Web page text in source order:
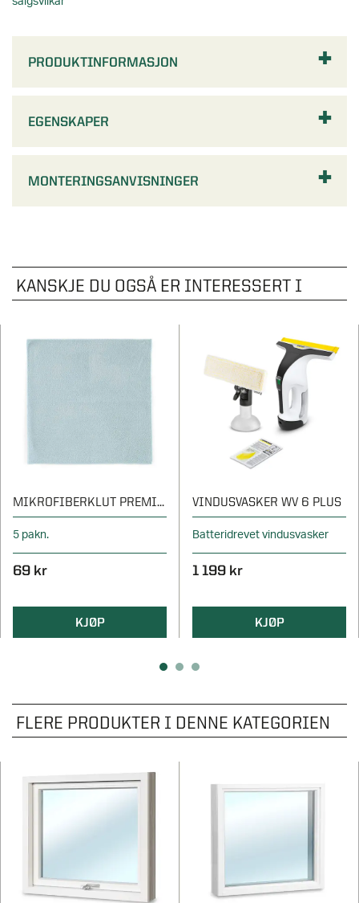
PRODUKTINFORMASJON
EGENSKAPER
MONTERINGSANVISNINGER
KANSKJE DU OGSÅ ER INTERESSERT I
MIKROFIBERKLUT PREMIUM
5 pakn.
69 kr
KJØP
VINDUSVASKER WV 6 PLUS
Batteridrevet vindusvasker
1 199 kr
KJØP
FLERE PRODUKTER I DENNE KATEGORIEN